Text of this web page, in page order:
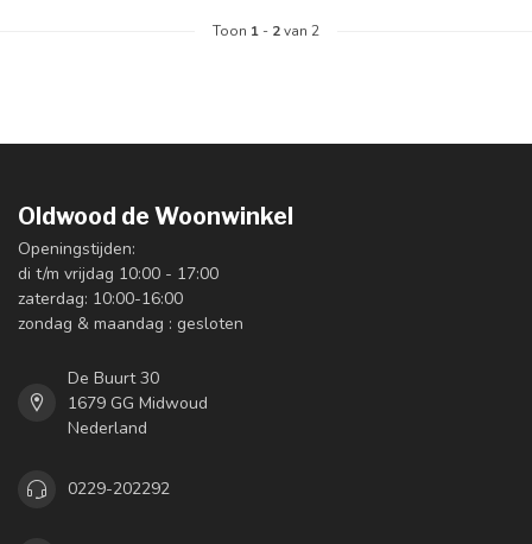
Toon 1 - 2van 2
Oldwood de Woonwinkel
Openingstijden:
di t/m vrijdag 10:00 - 17:00
zaterdag: 10:00-16:00
zondag & maandag : gesloten
De Buurt 30
1679 GG Midwoud
Nederland
0229-202292